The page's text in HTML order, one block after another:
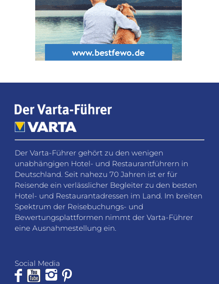
Der Varta-Führer gehört zu den wenigen
unabhängigen Hotel- und Restaurantführern in
Deutschland. Seit nahezu 70 Jahren ist er für
Reisende ein verlässlicher Begleiter zu den besten
Hotel- und Restaurantadressen im Land. Im breiten
Spektrum der Reisebuchungs- und
Bewertungsplattformen nimmt der Varta-Führer
eine Ausnahmestellung ein.
Social Media